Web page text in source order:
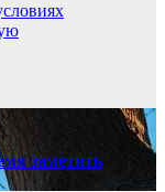
заметить